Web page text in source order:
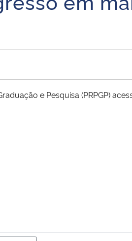
e Pesquisa (PRPGP)